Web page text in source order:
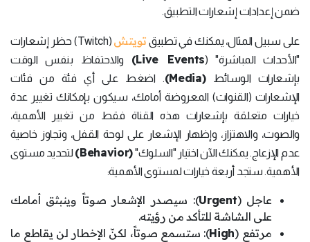
ضمن إعدادات إشعارات التطبيق.
على سبيل المثال، يمكنك في تطبيق تويتش
(Twitch) حظر إشعارات
"الأحداث المباشرة" (Live Events)
والاحتفاظ بنفس الوقت
بإشعارات الوسائط(Media)
. اضغط على أي فئة من فئات
الإشعارات (القنوات) المعروضة أمامك، سيكون بإمكانك تغيير عدة
خيارات متعلقة بإشعارات هذه القناة فقط من تغيير الأهمية،
والصوت، والاهتزاز، وإظهار الإشعار على لوحة القفل، وتجاوز خاصية
عدم الإزعاج. يمكنك الآن اختيار "السلوك"(Behavior)
لتحديد مستوى
الأهمية. ستجد أربعة خيارات لمستوى الأهمية:
عاجل (Urgent): سيصدر الإشعار صوتاً وينبثق أمامك
على الشاشة للتأكد من رؤيته.
مرتفع (High): ستسمع صوتاً، لكنّ الإخطار لن يقاطع ما